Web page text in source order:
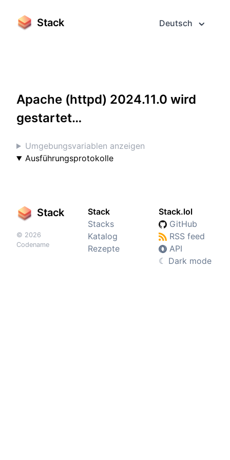
Stack Deutsch
Apache (httpd) 2024.11.0 wird
gestartet…
Umgebungsvariablen anzeigen
Ausführungsprotokolle
Stack
© 2026
Codename
Stack
Stacks
Katalog
Rezepte
Stack.lol
GitHub
RSS feed
API
☾ Dark mode